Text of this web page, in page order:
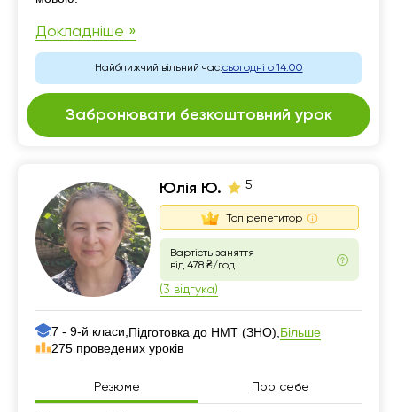
Докладніше »
Найближчий вільний час:сьогодні о 14:00
Забронювати безкоштовний урок
Юлія Ю. 5
Топ репетитор
Вартість заняття
від 478 ₴/год
(3 відгука)
7 - 9-й класи, Підготовка до НМТ (ЗНО), Більше
275 проведених уроків
Резюме Про себе